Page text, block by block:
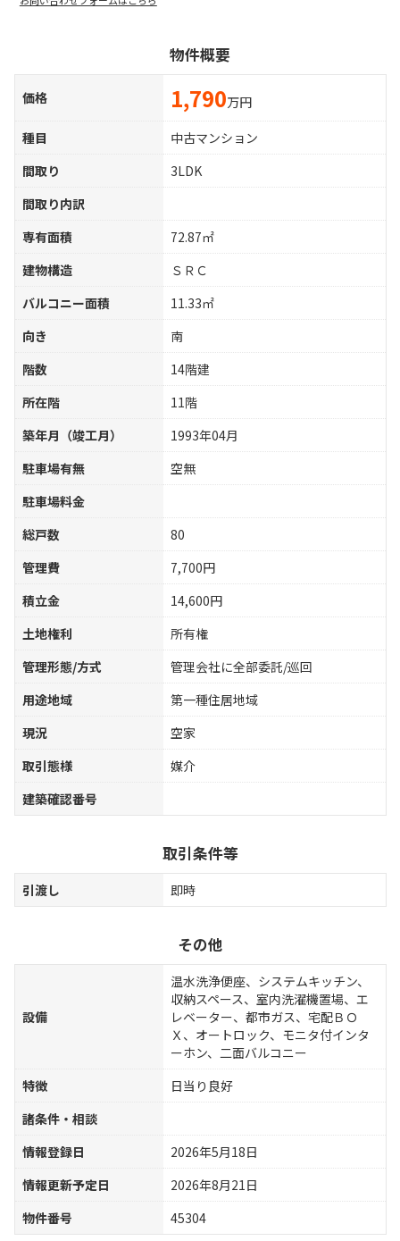
物件概要
価格 1,790万円
種目
中古マンション
間取り
3LDK
間取り内訳
専有面積
72.87㎡
建物構造
ＳＲＣ
バルコニー面積
11.33㎡
向き
南
階数
14階建
所在階
11階
築年月（竣工月）
1993年04月
駐車場有無
空無
駐車場料金
総戸数
80
管理費
7,700円
積立金
14,600円
土地権利
所有権
管理形態/方式
管理会社に全部委託/巡回
用途地域
第一種住居地域
現況
空家
取引態様
媒介
建築確認番号
取引条件等
引渡し 即時
その他
設備
温水洗浄便座、システムキッチン、
収納スペース、室内洗濯機置場、エ
レベーター、都市ガス、宅配ＢＯ
Ｘ、オートロック、モニタ付インタ
ーホン、二面バルコニー
特徴
日当り良好
諸条件・相談
情報登録日
2026年5月18日
情報更新予定日
2026年8月21日
物件番号
45304